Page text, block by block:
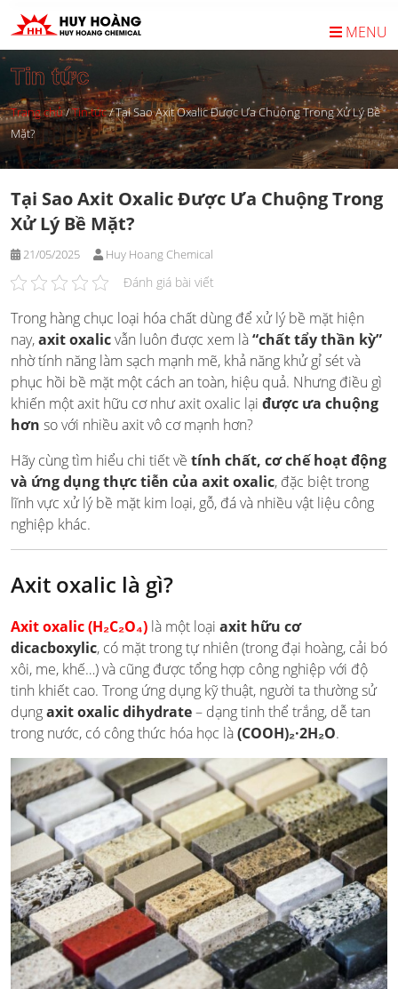
Skip
to
content
MENU
Tin tức
Trang chủ/Tin tức/Tại Sao Axit Oxalic Được Ưa Chuộng Trong Xử Lý Bề
Mặt?
Tại Sao Axit Oxalic Được Ưa Chuộng Trong
Xử Lý Bề Mặt?
21/05/2025 Huy Hoang Chemical
Đánh giá bài viết
Trong hàng chục loại hóa chất dùng để xử lý bề mặt hiện
nay,axit oxalicvẫn luôn được xem là“chất tẩy thần kỳ”
nhờ tính năng làm sạch mạnh mẽ, khả năng khử gỉ sét và
phục hồi bề mặt một cách an toàn, hiệu quả. Nhưng điều gì
khiến một axit hữu cơ như axit oxalic lại được ưa chuộng
hơn so với nhiều axit vô cơ mạnh hơn?
Hãy cùng tìm hiểu chi tiết về tính chất, cơ chế hoạt động
và ứng dụng thực tiễn của axit oxalic, đặc biệt trong
lĩnh vực xử lý bề mặt kim loại, gỗ, đá và nhiều vật liệu công
nghiệp khác.
Axit oxalic là gì?
Axit oxalic (H₂C₂O₄) là một loại axit hữu cơ
dicacboxylic, có mặt trong tự nhiên (trong đại hoàng, cải bó
xôi, me, khế…) và cũng được tổng hợp công nghiệp với độ
tinh khiết cao. Trong ứng dụng kỹ thuật, người ta thường sử
dụngaxit oxalic dihydrate– dạng tinh thể trắng, dễ tan
trong nước, có công thức hóa học là(COOH)₂·2H₂O.